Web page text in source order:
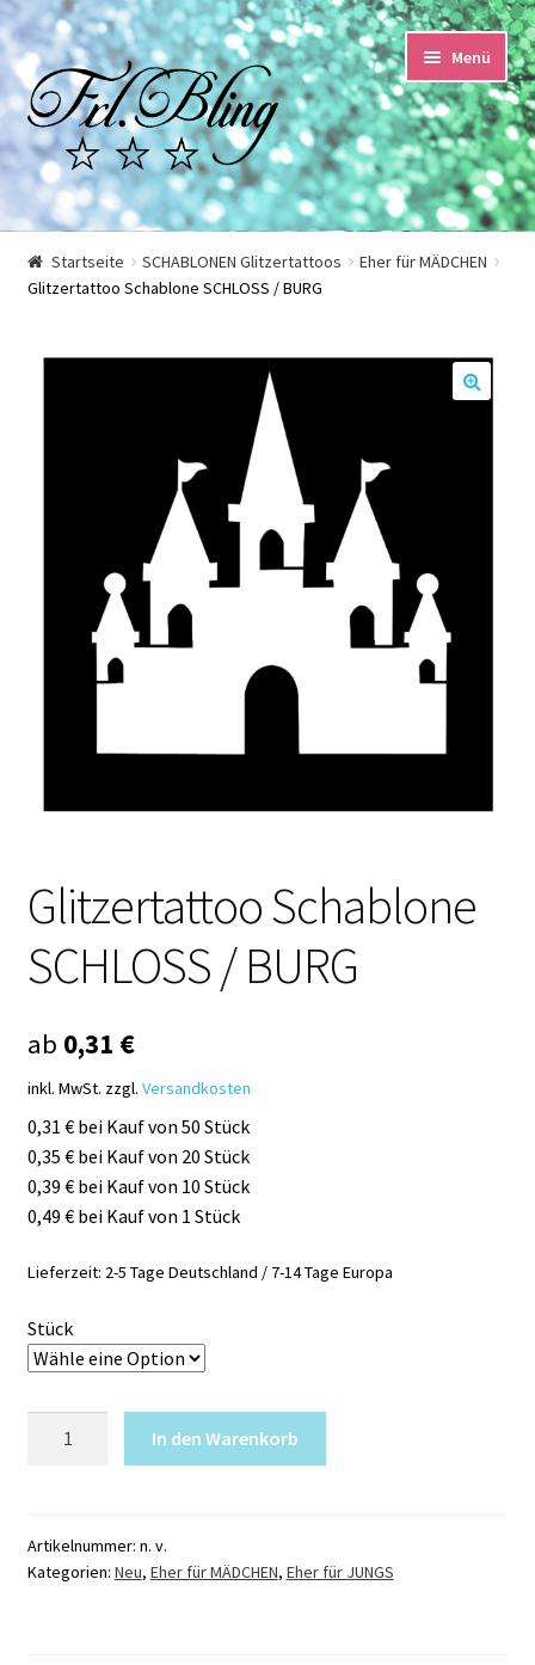
Zur
Navigation
springen
Springe
zum
Inhalt
Menü
Start
AGB und Kundeninformationen
Datenschutzerklärung
Echtheit von Bewertungen
Mein Konto
Produktinfos
Widerrufsbelehrung / Muster-Widerrufsformular
Zahlungsbedingungen
Startseite SCHABLONEN Glitzertattoos
Eher für MÄDCHEN
Glitzertattoo Schablone SCHLOSS / BURG
Glitzertattoo Schablone
SCHLOSS / BURG
ab 0,31 €
inkl. MwSt. zzgl. Versandkosten
0,31 € bei Kauf von 50 Stück
0,35 € bei Kauf von 20 Stück
0,39 € bei Kauf von 10 Stück
0,49 € bei Kauf von 1 Stück
Lieferzeit: 2-5 Tage Deutschland / 7-14 Tage Europa
Stück
BURG
Menge
In den Warenkorb
Artikelnummer: n. v.
Kategorien: Neu, Eher für MÄDCHEN, Eher für JUNGS